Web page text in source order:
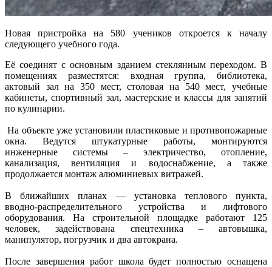
Новая пристройка на 580 учеников откроется к началу
следующего учебного года.
Её соединят с основным зданием стеклянным переходом. В
помещениях разместятся: входная группа, библиотека,
актовый зал на 350 мест, столовая на 540 мест, учебные
кабинеты, спортивный зал, мастерские и классы для занятий
по кулинарии.
На объекте уже установили пластиковые и противопожарные
окна. Ведутся штукатурные работы, монтируются
инженерные системы – электричество, отопление,
канализация, вентиляция и водоснабжение, а также
продолжается монтаж алюминиевых витражей.
В ближайших планах — установка теплового пункта,
вводно‑распределительного устройства и лифтового
оборудования. На строительной площадке работают 125
человек, задействована спецтехника – автовышка,
манипулятор, погрузчик и два автокрана.
После завершения работ школа будет полностью оснащена